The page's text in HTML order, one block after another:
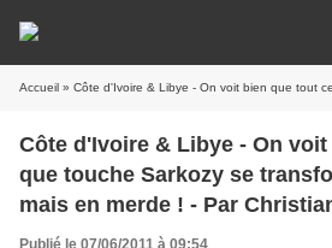
Accueil » Côte d'Ivoire & Libye - On voit bien que tout ce que touche Sarkozy se
Côte d'Ivoire & Libye - On
que touche Sarkozy se
mais en merde ! - Par
Publié le 07/06/2011 à 09:54